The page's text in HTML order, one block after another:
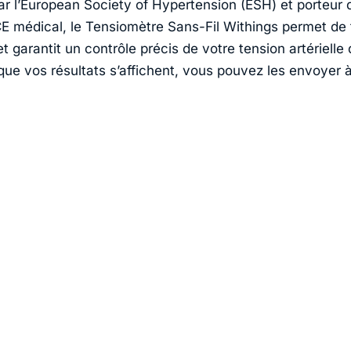
l’European Society of Hypertension (ESH) et porteur
médical, le Tensiomètre Sans-Fil Withings permet de
garantit un contrôle précis de votre tension artérielle
vos résultats s’affichent, vous pouvez les envoyer